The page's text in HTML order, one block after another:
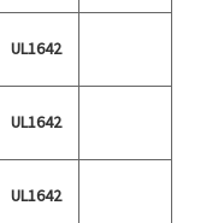
UL1642
UL1642
UL1642